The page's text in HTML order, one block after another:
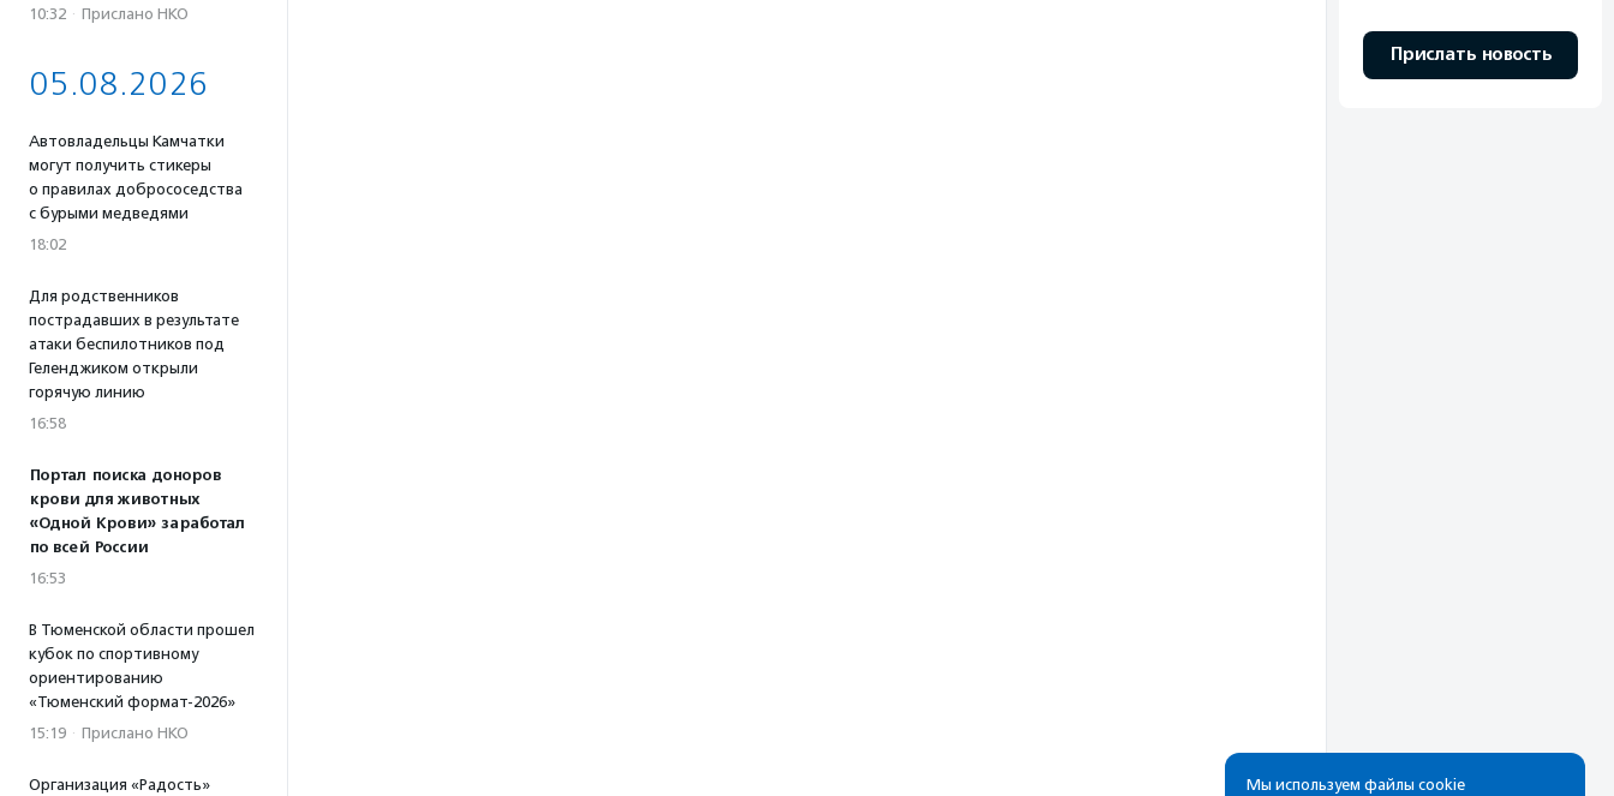
10:32 · Прислано НКО
05.08.2026
Автовладельцы Камчатки
могут получить стикеры
о правилах добрососедства
с бурыми медведями
18:02
Для родственников
пострадавших в результате
атаки беспилотников под
Геленджиком открыли
горячую линию
16:58
Портал поиска доноров
крови для животных
«Одной Крови» заработал
по всей России
16:53
В Тюменской области прошел
кубок по спортивному
ориентированию
«Тюменский формат-2026»
15:19 · Прислано НКО
Организация «Радость»
Прислать новость
Мы используем файлы cookie